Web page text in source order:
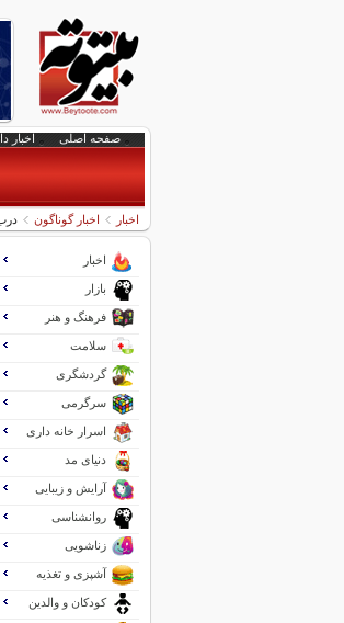
صفحه اصلی اخبار
اخبار اخبار گوناگون
اخبار
بازار
فرهنگ و هنر
سلامت
گردشگری
سرگرمی
اسرار خانه داری
دنیای مد
آرایش و زیبایی
روانشناسی
زناشویی
آشپزی و تغذیه
کودکان و والدین